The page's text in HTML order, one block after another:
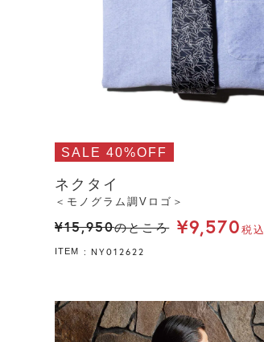
SALE 40%OFF
ネクタイ
＜モノグラム調Vロゴ＞
¥15,950のところ ¥9,570税込
ITEM NY012622